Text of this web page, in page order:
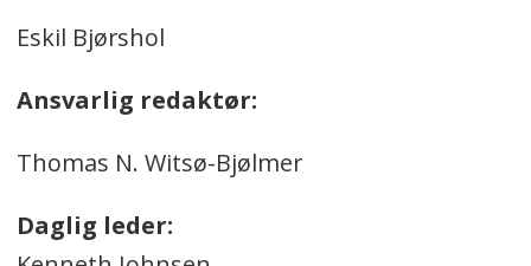
Eskil Bjørshol
Ansvarlig redaktør:
Thomas N. Witsø-Bjølmer
Daglig leder: